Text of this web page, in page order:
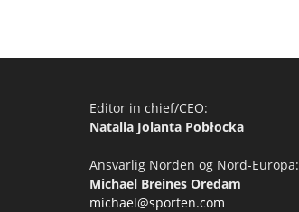
Editor in chief/CEO:
Natalia Jolanta Pobłocka
Ansvarlig Norden og Nord-Europa:
Michael Breines Oredam
michael@sporten.com